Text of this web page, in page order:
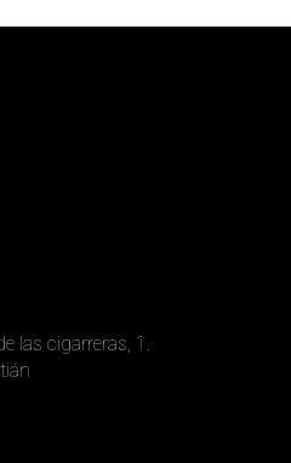
las cigarreras, 1.